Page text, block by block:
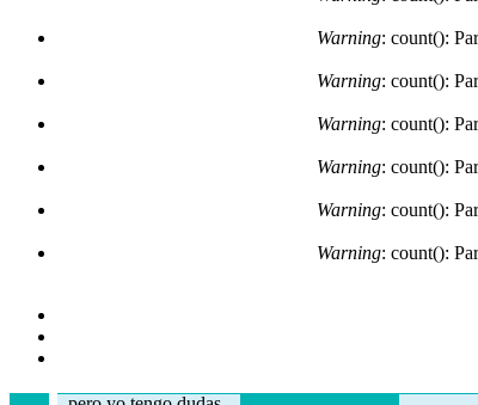
Warning: count():
Warning: count():
Warning: count():
Warning: count():
Warning: count():
Warning: count():